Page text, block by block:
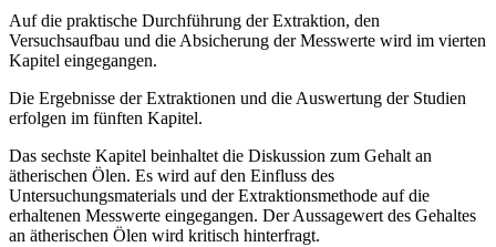
Auf die praktische Durchführung der Extraktion, den
Versuchsaufbau und die Absicherung der Messwerte wird im vierten
Kapitel eingegangen.
Die Ergebnisse der Extraktionen und die Auswertung der Studien
erfolgen im fünften Kapitel.
Das sechste Kapitel beinhaltet die Diskussion zum Gehalt an
ätherischen Ölen. Es wird auf den Einfluss des
Untersuchungsmaterials und der Extraktionsmethode auf die
erhaltenen Messwerte eingegangen. Der Aussagewert des Gehaltes
an ätherischen Ölen wird kritisch hinterfragt.